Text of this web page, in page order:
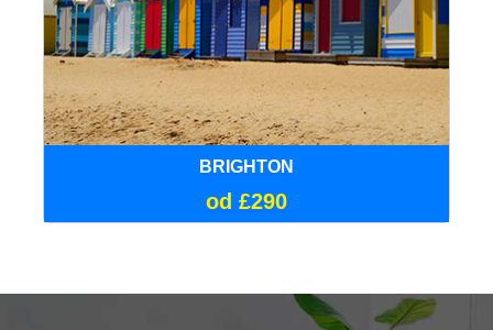
BRIGHTON
od £290